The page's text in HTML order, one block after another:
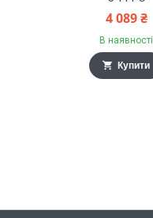
4 089 ₴
В наявності
Купити